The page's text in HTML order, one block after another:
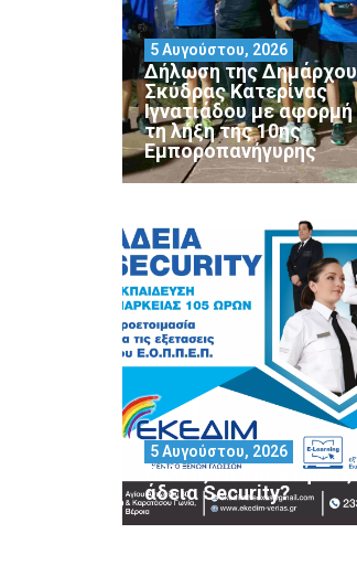
Δήλωση της Δημάρχου
Σκύδρας Κατερίνας
Ιγνατιάδου με αφορμή
τη λήξη της 10ης
Εμποροπανήγυρης
5 Αυγούστου, 2026
Θέλεις να αποκτήσεις
άδεια Security?
5 Αυγούστου, 2026